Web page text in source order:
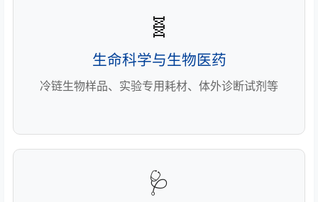
🧬
生命科学与生物医药
冷链生物样品、实验专用耗材、体外诊断试剂等
🩺